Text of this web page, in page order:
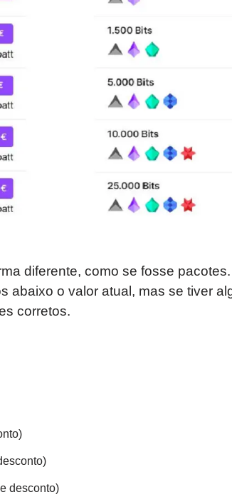
diferente, como se fosse
abaixo o valor atual, mas se tiver
corretos.
desconto)